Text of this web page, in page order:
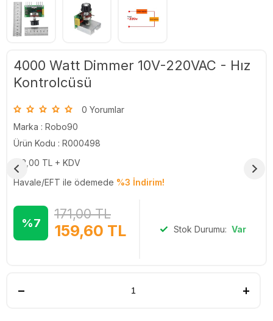
4000 Watt Dimmer 10V-220VAC - Hız
Kontrolcüsü
0 Yorumlar
Marka : Robo90
Ürün Kodu : R000498
133,00 TL + KDV
Havale/EFT ile ödemede %3 İndirim!
%7 159,60 TL
171,00TL
Stok Durumu: Var